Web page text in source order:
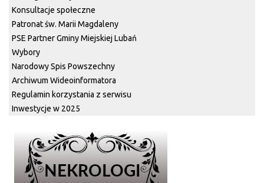
Konsultacje społeczne
Patronat św. Marii Magdaleny
PSE Partner Gminy Miejskiej Lubań
Wybory
Narodowy Spis Powszechny
Archiwum Wideoinformatora
Regulamin korzystania z serwisu
Inwestycje w 2025